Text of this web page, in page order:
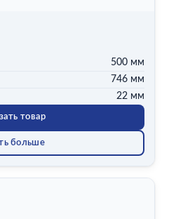
500 мм
746 мм
22 мм
товар
больше